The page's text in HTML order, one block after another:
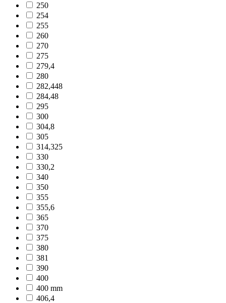
250
254
255
260
270
275
279,4
280
282,448
284,48
295
300
304,8
305
314,325
330
330,2
340
350
355
355,6
365
370
375
380
381
390
400
400 mm
406,4